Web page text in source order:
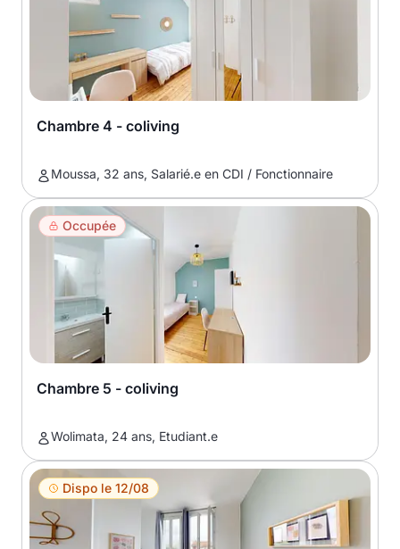
Chambre 4 - coliving
Moussa, 32 ans, Salarié.e en CDI / Fonctionnaire
Occupée
Chambre 5 - coliving
Wolimata, 24 ans, Etudiant.e
Dispo le 12/08